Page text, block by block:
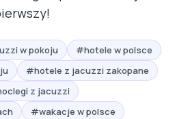
w pokoju
#hotele w polsce
#hotele z jacuzzi zakopane
z jacuzzi
#wakacje w polsce